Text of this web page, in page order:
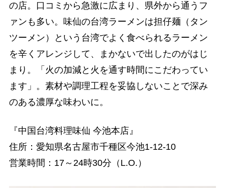
の店。口コミから急激に広まり、県外から通うフ
ァンも多い。味仙の台湾ラーメンは担仔麺（タン
ツーメン）という台湾でよく食べられるラーメン
を辛くアレンジして、まかないで出したのがはじ
まり。「火の加減と火を通す時間にこだわってい
ます」。素材や調理工程を妥協しないことで深み
のある濃厚な味わいに。
『中国台湾料理味仙 今池本店』
住所：愛知県名古屋市千種区今池1-12-10
営業時間：17～24時30分（L.O.）